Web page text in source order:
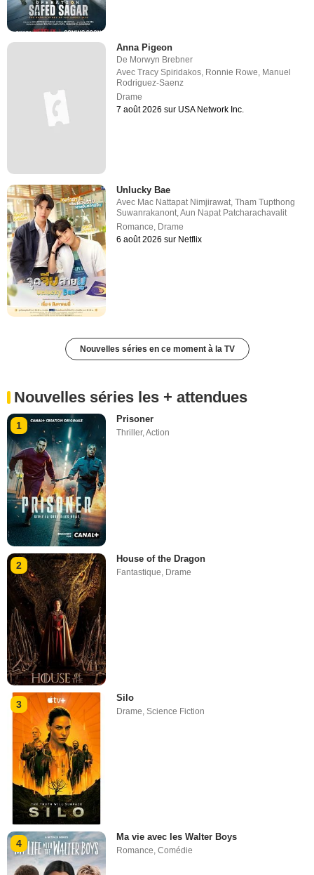
Anna Pigeon
De Morwyn Brebner
AvecTracy Spiridakos Ronnie Rowe Manuel
Rodriguez-Saenz
Drame
7 août 2026 sur USA Network Inc.
Unlucky Bae
Avec Mac Nattapat Nimjirawat,Tham Tupthong
Suwanrakanont,Aun Napat Patcharachavalit
Romance, Drame
6 août 2026 sur Netflix
Nouvelles séries en ce moment à la TV
Nouvelles séries les + attendues
1
Prisoner
Thriller,Action
2
House of the Dragon
Fantastique Drame
3
Silo
Drame,Science Fiction
4
Ma vie avec les Walter Boys
Romance,Comédie